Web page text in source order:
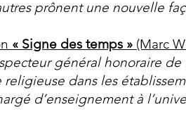
prônent une nouvelle
« Signe des temps » (Marc
général honoraire
dans les
d’enseignement à